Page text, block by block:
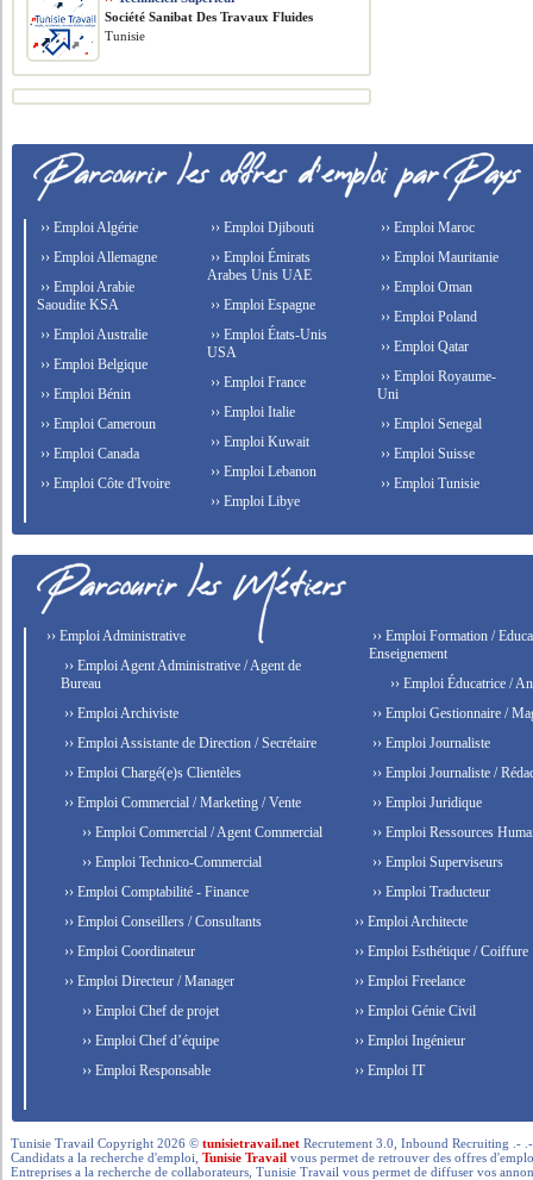
Société Sanibat Des Travaux Fluides
Tunisie
›› Emploi Algérie
›› Emploi Allemagne
›› Emploi Arabie
Saoudite KSA
›› Emploi Australie
›› Emploi Belgique
›› Emploi Bénin
›› Emploi Cameroun
›› Emploi Canada
›› Emploi Côte d'Ivoire
›› Emploi Djibouti
›› Emploi Émirats
Arabes Unis UAE
›› Emploi Espagne
›› Emploi États-Unis
USA
›› Emploi France
›› Emploi Italie
›› Emploi Kuwait
›› Emploi Lebanon
›› Emploi Libye
›› Emploi Maroc
›› Emploi Mauritanie
›› Emploi Oman
›› Emploi Poland
›› Emploi Qatar
›› Emploi Royaume-
Uni
›› Emploi Senegal
›› Emploi Suisse
›› Emploi Tunisie
›› Emploi Administrative
›› Emploi Agent Administrative / Agent de
Bureau
›› Emploi Archiviste
›› Emploi Assistante de Direction / Secrétaire
›› Emploi Chargé(e)s Clientèles
›› Emploi Commercial / Marketing / Vente
›› Emploi Commercial / Agent Commercial
›› Emploi Technico-Commercial
›› Emploi Comptabilité - Finance
›› Emploi Conseillers / Consultants
›› Emploi Coordinateur
›› Emploi Directeur / Manager
›› Emploi Chef de projet
›› Emploi Chef d’équipe
›› Emploi Responsable
›› Emploi Formation /
Enseignement
›› Emploi Éducatrice /
›› Emploi Gestionnaire /
›› Emploi Journaliste
›› Emploi Journaliste /
›› Emploi Juridique
›› Emploi Ressources
›› Emploi Superviseurs
›› Emploi Traducteur
›› Emploi Architecte
›› Emploi Esthétique / Coiffure
›› Emploi Freelance
›› Emploi Génie Civil
›› Emploi Ingénieur
›› Emploi IT
Tunisie Travail Copyright 2026 ©tunisietravail.net Recrutement 3.0, Inbound Recruiting .-
Candidats a la recherche d'emploi,Tunisie Travail vous permet de retrouver des offres
Entreprises a la recherche de collaborateurs, Tunisie Travail vous permet de diffuser vos